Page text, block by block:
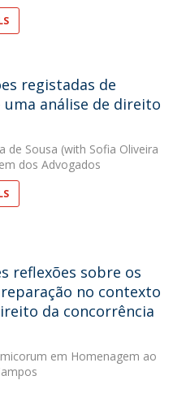
registadas de
uma análise de direito
de Sousa (with Sofia Oliveira
dos Advogados
reflexões sobre os
no contexto
da concorrência
em Homenagem ao